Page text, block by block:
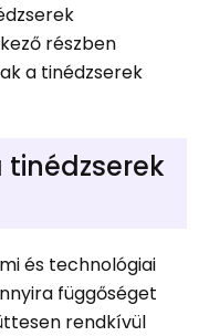
részben
a tinédzserek
és technológiai
függőséget
rendkívül